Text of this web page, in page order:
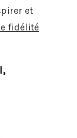
et
fidélité